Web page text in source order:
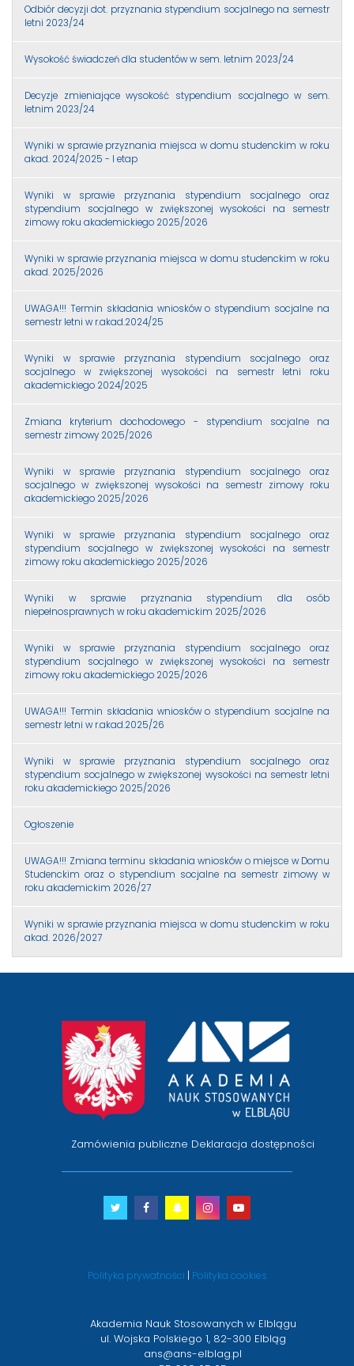
Odbiór decyzji dot. przyznania stypendium socjalnego na semestr
letni 2023/24
Wysokość świadczeń dla studentów w sem. letnim 2023/24
Decyzje zmieniające wysokość stypendium socjalnego w sem.
letnim 2023/24
Wyniki w sprawie przyznania miejsca w domu studenckim w roku
akad. 2024/2025 - I etap
Wyniki w sprawie przyznania stypendium socjalnego oraz
stypendium socjalnego w zwiększonej wysokości na semestr
zimowy roku akademickiego 2025/2026
Wyniki w sprawie przyznania miejsca w domu studenckim w roku
akad. 2025/2026
UWAGA!!! Termin składania wniosków o stypendium socjalne na
semestr letni w r.akad.2024/25
Wyniki w sprawie przyznania stypendium socjalnego oraz
socjalnego w zwiększonej wysokości na semestr letni roku
akademickiego 2024/2025
Zmiana kryterium dochodowego - stypendium socjalne na
semestr zimowy 2025/2026
Wyniki w sprawie przyznania stypendium socjalnego oraz
socjalnego w zwiększonej wysokości na semestr zimowy roku
akademickiego 2025/2026
Wyniki w sprawie przyznania stypendium socjalnego oraz
stypendium socjalnego w zwiększonej wysokości na semestr
zimowy roku akademickiego 2025/2026
Wyniki w sprawie przyznania stypendium dla osób
niepełnosprawnych w roku akademickim 2025/2026
Wyniki w sprawie przyznania stypendium socjalnego oraz
stypendium socjalnego w zwiększonej wysokości na semestr
zimowy roku akademickiego 2025/2026
UWAGA!!! Termin składania wniosków o stypendium socjalne na
semestr letni w r.akad.2025/26
Wyniki w sprawie przyznania stypendium socjalnego oraz
stypendium socjalnego w zwiększonej wysokości na semestr letni
roku akademickiego 2025/2026
Ogłoszenie
UWAGA!!! Zmiana terminu składania wniosków o miejsce w Domu
Studenckim oraz o stypendium socjalne na semestr zimowy w
roku akademickim 2026/27
Wyniki w sprawie przyznania miejsca w domu studenckim w roku
akad. 2026/2027
Zamówienia publiczne Deklaracja dostępności
Twitter
otwiera
nowym
Facebook
otwiera
nowym
Snapchat
otwiera
nowym
Instagram
otwiera
nowym
Youtube
otwiera
nowym
Polityka prywatności | Polityka cookies
Akademia Nauk Stosowanych w Elblągu
ul. Wojska Polskiego 1, 82-300 Elbląg
ans@ans-elblag.pl